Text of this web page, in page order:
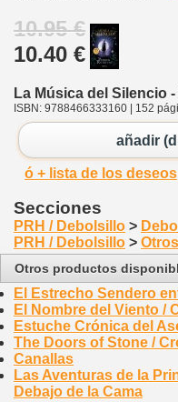
10.95 €
10.40 €
La Música del Silencio
ISBN: 9788466333160 | 152
añadir
ó + lista de los deseos
Secciones
PRH / Debolsillo >
PRH / Debolsillo >
Otros productos
El Estrecho Sendero
El Nombre del Viento /
Estuche Crónica del
The Doors of Stone /
Canallas
Las Aventuras de la
Debajo de la Cama